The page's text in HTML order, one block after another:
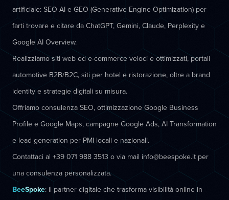
artificiale: SEO AI e GEO (Generative Engine Optimization) per
farti trovare e citare da ChatGPT, Gemini, Claude, Perplexity e
Google AI Overview.
Realizziamo siti web ed e-commerce veloci e ottimizzati, portali
automotive B2B/B2C, siti per hotel e ristorazione, oltre a brand
identity e strategie digitali su misura.
Offriamo consulenza SEO, ottimizzazione Google Business
Profile e Google Maps, campagne Google Ads, AI Transformation
e lead generation per PMI locali e nazionali.
Contattaci al +39 071 988 3513 o via mail info@beespoke.it per
una consulenza personalizzata.
BeeSpoke: il partner digitale che trasforma visibilità online in